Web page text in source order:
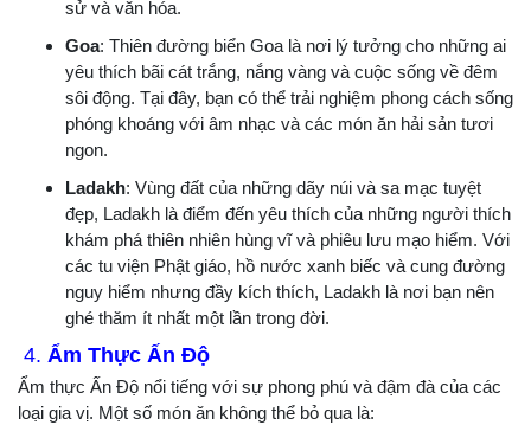
sử và văn hóa.
Goa: Thiên đường biển Goa là nơi lý tưởng cho những ai
yêu thích bãi cát trắng, nắng vàng và cuộc sống về đêm
sôi động. Tại đây, bạn có thể trải nghiệm phong cách sống
phóng khoáng với âm nhạc và các món ăn hải sản tươi
ngon.
Ladakh: Vùng đất của những dãy núi và sa mạc tuyệt
đẹp, Ladakh là điểm đến yêu thích của những người thích
khám phá thiên nhiên hùng vĩ và phiêu lưu mạo hiểm. Với
các tu viện Phật giáo, hồ nước xanh biếc và cung đường
nguy hiểm nhưng đầy kích thích, Ladakh là nơi bạn nên
ghé thăm ít nhất một lần trong đời.
4. Ẩm Thực Ấn Độ
Ẩm thực Ấn Độ nổi tiếng với sự phong phú và đậm đà của các
loại gia vị. Một số món ăn không thể bỏ qua là: